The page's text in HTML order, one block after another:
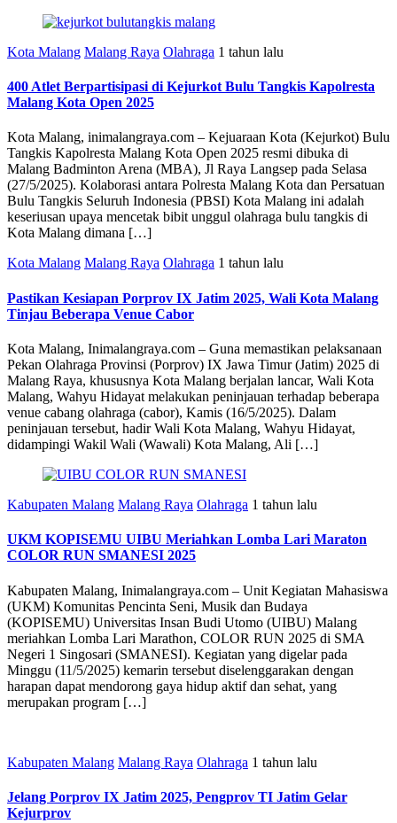
Kota Malang Malang Raya Olahraga 1 tahun lalu
400 Atlet Berpartisipasi di Kejurkot Bulu Tangkis Kapolresta
Malang Kota Open 2025
Kota Malang, inimalangraya.com – Kejuaraan Kota (Kejurkot) Bulu
Tangkis Kapolresta Malang Kota Open 2025 resmi dibuka di
Malang Badminton Arena (MBA), Jl Raya Langsep pada Selasa
(27/5/2025). Kolaborasi antara Polresta Malang Kota dan Persatuan
Bulu Tangkis Seluruh Indonesia (PBSI) Kota Malang ini adalah
keseriusan upaya mencetak bibit unggul olahraga bulu tangkis di
Kota Malang dimana […]
Kota Malang Malang Raya Olahraga 1 tahun lalu
Pastikan Kesiapan Porprov IX Jatim 2025, Wali Kota Malang
Tinjau Beberapa Venue Cabor
Kota Malang, Inimalangraya.com – Guna memastikan pelaksanaan
Pekan Olahraga Provinsi (Porprov) IX Jawa Timur (Jatim) 2025 di
Malang Raya, khususnya Kota Malang berjalan lancar, Wali Kota
Malang, Wahyu Hidayat melakukan peninjauan terhadap beberapa
venue cabang olahraga (cabor), Kamis (16/5/2025). Dalam
peninjauan tersebut, hadir Wali Kota Malang, Wahyu Hidayat,
didampingi Wakil Wali (Wawali) Kota Malang, Ali […]
Kabupaten Malang Malang Raya Olahraga 1 tahun lalu
UKM KOPISEMU UIBU Meriahkan Lomba Lari Maraton
COLOR RUN SMANESI 2025
Kabupaten Malang, Inimalangraya.com – Unit Kegiatan Mahasiswa
(UKM) Komunitas Pencinta Seni, Musik dan Budaya
(KOPISEMU) Universitas Insan Budi Utomo (UIBU) Malang
meriahkan Lomba Lari Marathon, COLOR RUN 2025 di SMA
Negeri 1 Singosari (SMANESI). Kegiatan yang digelar pada
Minggu (11/5/2025) kemarin tersebut diselenggarakan dengan
harapan dapat mendorong gaya hidup aktif dan sehat, yang
merupakan program […]
Kabupaten Malang Malang Raya Olahraga 1 tahun lalu
Jelang Porprov IX Jatim 2025, Pengprov TI Jatim Gelar
Kejurprov